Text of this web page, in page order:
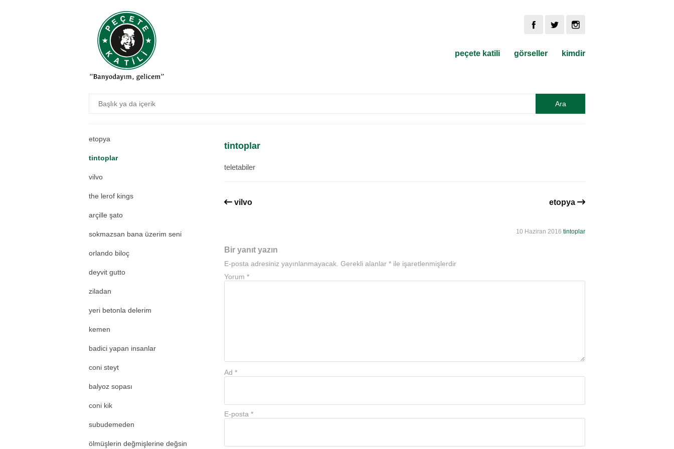
peçete katili görseller kimdir
hava engel üfleyici
kemar genç
bi cigara dal versene
akrobastik
coni stark
etopya
tintoplar
vilvo
the lerof kings
arçille şato
sokmazsan bana üzerim seni
orlando biloç
deyvit gutto
ziladan
yeri betonla delerim
kemen
badici yapan insanlar
coni steyt
balyoz sopası
coni kik
subudemeden
ölmüşlerin değmişlerine değsin
tintoplar
teletabiler
vilvo etopya
10 Haziran 2016 tintoplar
Bir yanıt yazın
E-posta adresiniz yayınlanmayacak. Gerekli alanlar * ile işaretlenmişlerdir
Yorum *
Ad *
E-posta *